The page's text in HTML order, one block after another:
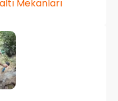
Mekanları